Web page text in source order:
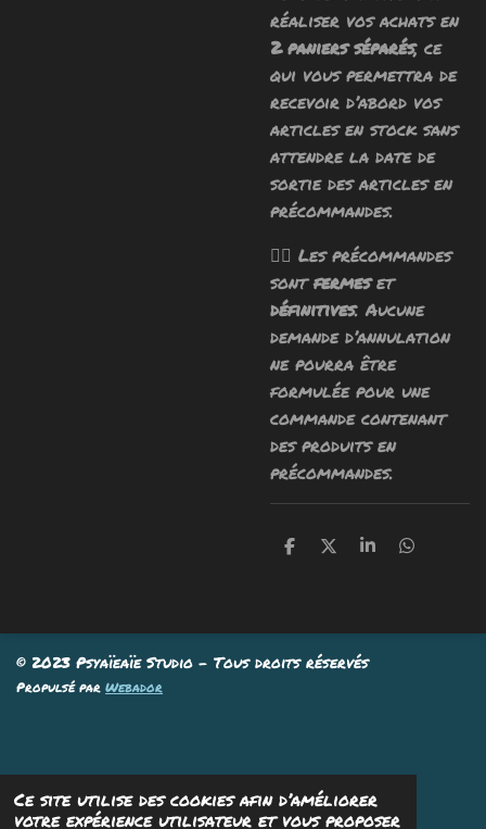
Ce site utilise des cookies afin d’améliorer
votre expérience utilisateur et vous proposer
réaliser vos achats en
2 paniers séparés, ce
qui vous permettra de
recevoir d’abord vos
articles en stock sans
attendre la date de
sortie des articles en
précommandes.
🧙‍♂️ Les précommandes
sontfermeset
définitives. Aucune
demande d’annulation
ne pourra être
formulée pour une
commande contenant
des produits en
précommandes.
P
g
e
r
P
g
e
r
P
g
e
r
P
g
© 2023 Psyaïeaïe Studio - Tous droits réservés
Propulsé par Webador